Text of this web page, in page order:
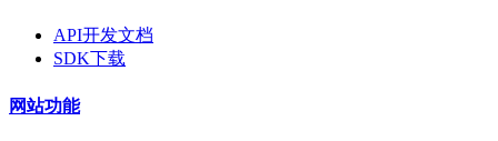
API开发文档
SDK下载
网站功能